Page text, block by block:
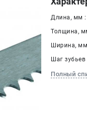
Длина, мм :
Толщина,
Ширина,
Шаг зубьев
Полный